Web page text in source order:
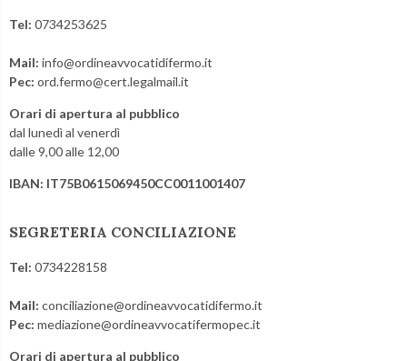
Tel: 0734253625
Mail: info@ordineavvocatidifermo.it
Pec: ord.fermo@cert.legalmail.it
Orari di apertura al pubblico
dal lunedì al venerdì
dalle 9,00 alle 12,00
IBAN: IT75B0615069450CC0011001407
SEGRETERIA CONCILIAZIONE
Tel: 0734228158
Mail: conciliazione@ordineavvocatidifermo.it
Pec: mediazione@ordineavvocatifermopec.it
Orari di apertura al pubblico